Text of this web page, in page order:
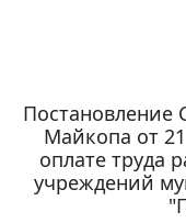
Постановление
Майкопа от
оплате труда
учреждений